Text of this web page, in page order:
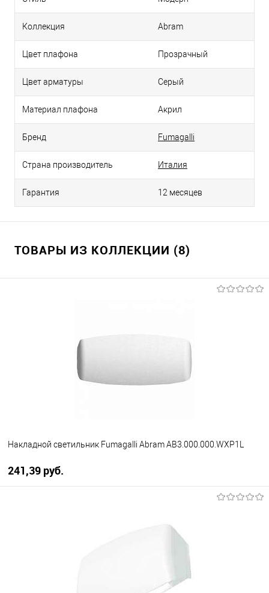
Коллекция Abram
Цвет плафона Прозрачный
Цвет арматуры Серый
Материал плафона Акрил
Бренд Fumagalli
Страна производитель Италия
Гарантия 12 месяцев
ТОВАРЫ ИЗ КОЛЛЕКЦИИ (8)
Накладной светильник Fumagalli Abram AB3.000.000.WXP1L
241,39 pуб.
Уточняйте наличие у